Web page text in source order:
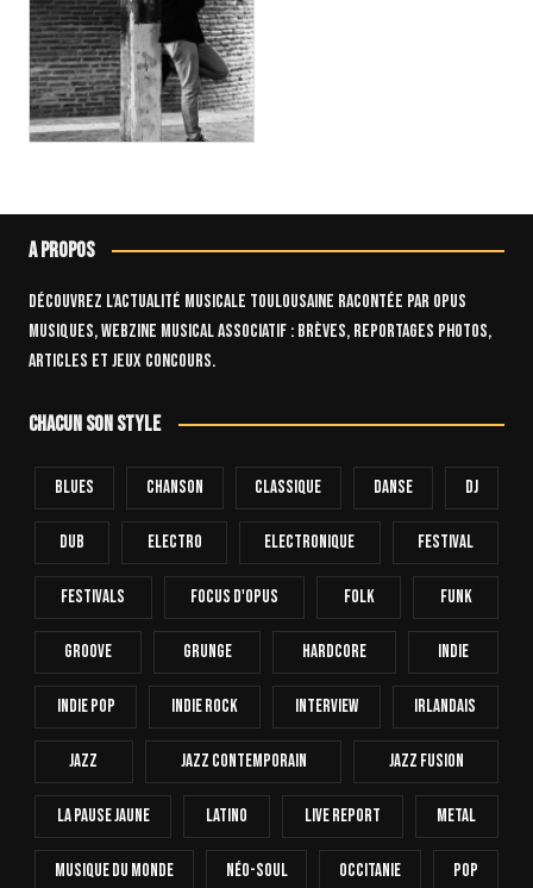
A propos
Découvrez l’actualité musicale toulousaine racontée par OPUS
Musiques, webzine musical associatif : brèves, reportages photos,
articles et jeux concours.
Chacun son style
Blues Chanson Classique Danse Dj
Dub Electro Electronique FESTIVAL
Festivals Focus D'Opus Folk Funk
Groove Grunge Hardcore INDIE
Indie Pop Indie Rock Interview Irlandais
Jazz Jazz Contemporain Jazz Fusion
La Pause Jaune Latino Live Report Metal
Musique Du Monde Néo-Soul Occitanie Pop